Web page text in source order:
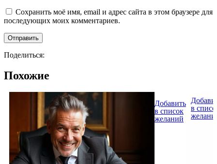
Сохранить моё имя, email и адрес сайта в этом браузере для
последующих моих комментариев.
Поделиться:
Похожие
Добавить
в список
желаний
в